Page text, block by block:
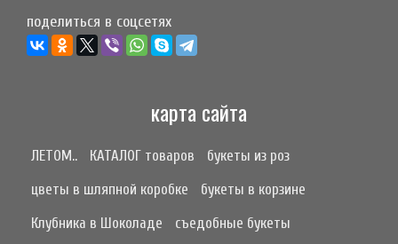
поделиться в соцсетях
карта сайта
ЛЕТОМ.. КАТАЛОГ товаров
букеты из роз
цветы в шляпной коробке
букеты в корзине
Клубника в Шоколаде
съедобные букеты